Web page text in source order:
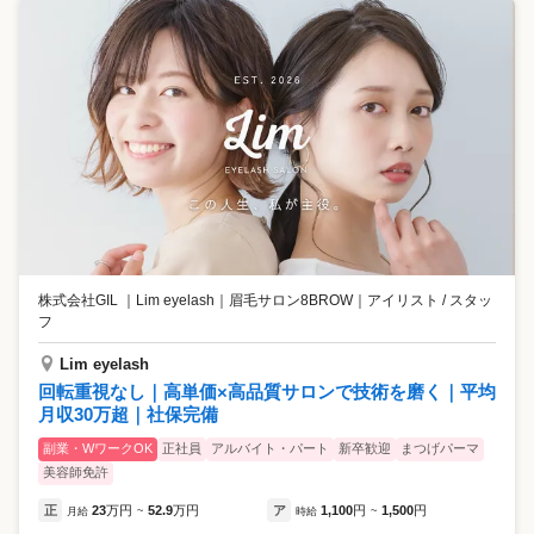
株式会社GIL ｜Lim eyelash｜眉毛サロン8BROW｜ アイリスト / スタッ
フ
Lim eyelash
回転重視なし｜高単価×高品質サロンで技術を磨く｜平均
月収30万超｜社保完備
副業・WワークOK 正社員 アルバイト・パート 新卒歓迎
まつげパーマ
美容師免許
正 月給 23万円 ~ 52.9万円 ア 時給 1,100円 ~ 1,500円